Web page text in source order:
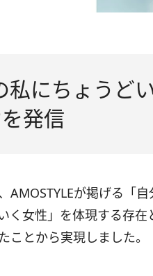
私にちょうど
発信
AMOSTYLEが掲げる「
く女性」を体現する存
ことから実現しました。